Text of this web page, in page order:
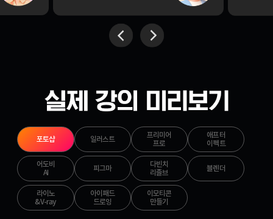
포토샵 일러스트
프리미어
프로
애프터
이펙트
어도비
AI
피그마
다빈치
리졸브
블렌더
라이노
&V-ray
아이패드
드로잉
이모티콘
만들기